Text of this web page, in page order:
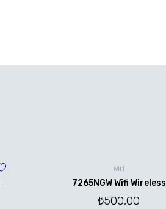
WİFİ
7265NGW Wifi Wireless
₺500,00